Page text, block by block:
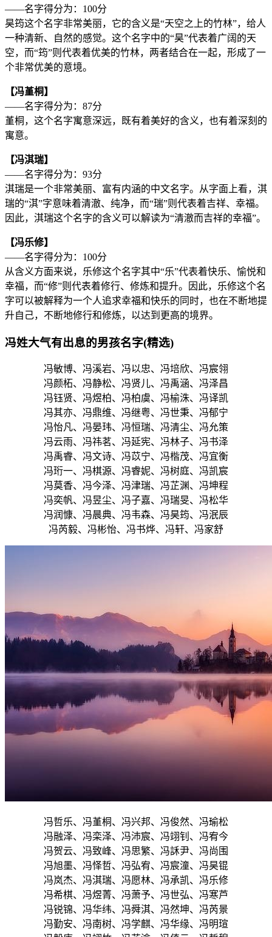
——名字得分为：100分
昊筠这个名字非常美丽，它的含义是“天空之上的竹林”，给人
一种清新、自然的感觉。这个名字中的“昊”代表着广阔的天
空，而“筠”则代表着优美的竹林，两者结合在一起，形成了一
个非常优美的意境。
【冯堇桐】
——名字得分为：87分
堇桐，这个名字寓意深远，既有着美好的含义，也有着深刻的
寓意。
【冯淇瑞】
——名字得分为：93分
淇瑞是一个非常美丽、富有内涵的中文名字。从字面上看，淇
瑞的“淇”字意味着清澈、纯净，而“瑞”则代表着吉祥、幸福。
因此，淇瑞这个名字的含义可以解读为“清澈而吉祥的幸福”。
【冯乐修】
——名字得分为：100分
从含义方面来说，乐修这个名字其中“乐”代表着快乐、愉悦和
幸福，而“修”则代表着修行、修炼和提升。因此，乐修这个名
字可以被解释为一个人追求幸福和快乐的同时，也在不断地提
升自己，不断地修行和修炼，以达到更高的境界。
冯姓大气有出息的男孩名字(精选)
冯敏博、冯溪岩、冯以忠、冯培欣、冯宸翎
冯颜柘、冯静松、冯贤儿、冯禹涵、冯泽昌
冯钰贤、冯煜柏、冯柏虞、冯榆洙、冯译凯
冯其亦、冯鼎维、冯继粤、冯世秉、冯郁宁
冯怡凡、冯晏玮、冯恒瑞、冯清尘、冯允策
冯云雨、冯祎茗、冯延宪、冯林子、冯书泽
冯禹睿、冯文诗、冯苡宁、冯楷茂、冯宜衡
冯珩一、冯棋源、冯睿妮、冯树庭、冯凯宸
冯莫香、冯今泽、冯津瑞、冯芷渊、冯坤程
冯奕帆、冯昱尘、冯子嘉、冯瑞旻、冯松华
冯润慷、冯晨典、冯韦森、冯昊筠、冯泯辰
冯芮毅、冯彬怡、冯书烨、冯轩、冯家舒
冯哲乐、冯堇桐、冯兴邦、冯俊然、冯瑜松
冯融泽、冯栾泽、冯沛宸、冯翊钊、冯宥今
冯贺云、冯致峰、冯思繁、冯訸尹、冯尚围
冯旭墨、冯怿哲、冯弘宥、冯宸潼、冯昊锟
冯岚杰、冯淇瑞、冯愿林、冯承凯、冯乐修
冯希棋、冯煜菁、冯萧予、冯世弘、冯寒芦
冯锐锦、冯华纬、冯舜淇、冯然坤、冯芮景
冯勤安、冯南树、冯学麒、冯华缘、冯明瑄